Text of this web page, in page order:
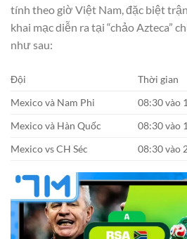
tính theo giờ Việt Nam, đặc biệt
khai mạc diễn ra tại “chảo Azteca”
như sau:
Đội Thời gian
Mexico và Nam Phi
08:30 vào
Mexico và Hàn Quốc
08:30 vào
Mexico vs CH Séc
08:30 vào